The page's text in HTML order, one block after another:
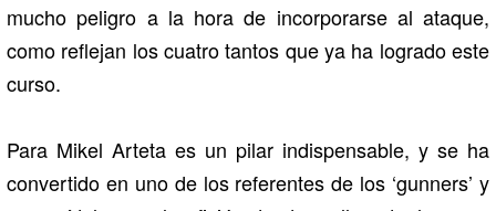
mucho peligro a la hora de incorporarse al ataque,
como reflejan los cuatro tantos que ya ha logrado este
curso.
Para Mikel Arteta es un pilar indispensable, y se ha
convertido en uno de los referentes de los ‘gunners’ y